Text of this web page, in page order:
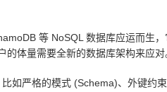
等 NoSQL 数据库应运而生
体量需要全新的数据库架构来应对
如严格的模式 (Schema)、外键约